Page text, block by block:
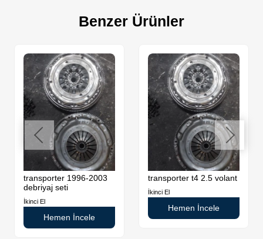
Benzer Ürünler
transporter 1996-2003
debriyaj seti
İkinci El
Hemen İncele
transporter t4 2.5 volant
İkinci El
Hemen İncele